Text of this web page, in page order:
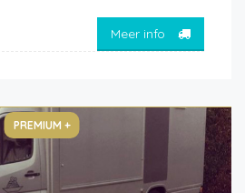
Meer info
PREMIUM +